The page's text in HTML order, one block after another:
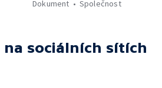
Dokument
Společnost
na sociálních sítích